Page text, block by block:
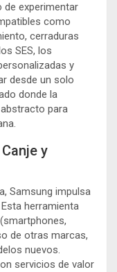
de experimentar
como
cerraduras
SES, los
y
desde un solo
donde la
para
y
Samsung impulsa
Esta herramienta
de otras marcas,
nuevos.
servicios de valor